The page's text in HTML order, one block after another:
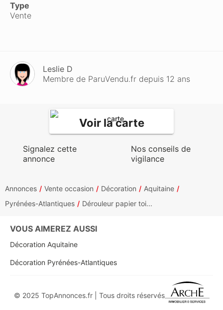
Type
Vente
Leslie D
Membre de ParuVendu.fr depuis 12 ans
Voir la carte
Signalez cette
annonce
Nos conseils de
vigilance
Annonces Vente occasion Décoration
Aquitaine
Pyrénées-Atlantiques
Dérouleur papier toi...
VOUS AIMEREZ AUSSI
Décoration Aquitaine
Décoration Pyrénées-Atlantiques
© 2025 TopAnnonces.fr | Tous droits réservés